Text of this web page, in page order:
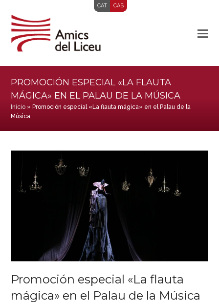
CAT CAS
PROMOCIÓN ESPECIAL «LA FLAUTA
MÁGICA» EN EL PALAU DE LA MÚSICA
Inicio » Promoción especial «La flauta mágica» en el Palau de la
Música
Promoción especial «La flauta
mágica» en el Palau de la Música